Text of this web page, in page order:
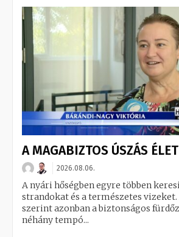
A MAGABIZTOS ÚSZÁS
2026.08.06.
A nyári hőségben egyre többen
strandokat és a természetes
szerint azonban a biztonságos
néhány tempó...